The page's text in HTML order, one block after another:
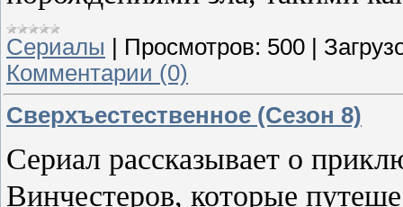
Сериалы Просмотров: 500
Комментарии (0)
Сверхъестественное (Сезон 8)
Сериал рассказывает о
Винчестеров, которые